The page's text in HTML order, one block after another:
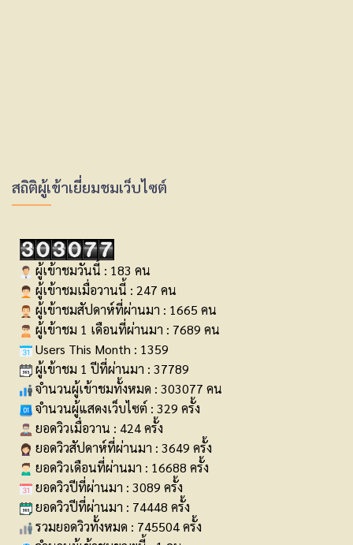
สถิติผู้เข้าเยี่ยมชมเว็บไซต์
ผู้เข้าชมวันนี้ : 183 คน
ผู้เข้าชมเมื่อวานนี้ : 247 คน
ผู้เข้าชมสัปดาห์ที่ผ่านมา : 1665 คน
ผู้เข้าชม 1 เดือนที่ผ่านมา : 7689 คน
Users This Month : 1359
ผู้เข้าชม 1 ปีที่ผ่านมา : 37789
จำนวนผู้เข้าชมทั้งหมด : 303077 คน
จำนวนผู้แสดงเว็บไซต์ : 329 ครั้ง
ยอดวิวเมื่อวาน : 424 ครั้ง
ยอดวิวสัปดาห์ที่ผ่านมา : 3649 ครั้ง
ยอดวิวเดือนที่ผ่านมา : 16688 ครั้ง
ยอดวิวปีที่ผ่านมา : 3089 ครั้ง
ยอดวิวปีที่ผ่านมา : 74448 ครั้ง
รวมยอดวิวทั้งหมด : 745504 ครั้ง